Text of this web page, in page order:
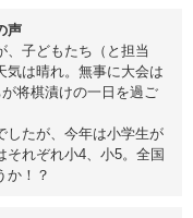
声
、子どもたち（と担当
気は晴れ。無事に大会は
将棋漬けの一日を過ご
したが、今年は小学生が
それぞれ小4、小5。全国
か！？